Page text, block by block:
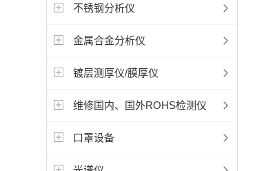
不锈钢分析仪
金属合金分析仪
镀层测厚仪/膜厚仪
维修国内、国外ROHS检测仪
口罩设备